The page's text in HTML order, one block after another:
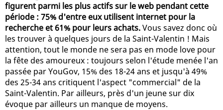
figurent parmi les plus actifs sur le web pendant cette
période : 75% d'entre eux utilisent internet pour la
recherche et 61% pour leurs achats.Vous savez donc où
les trouver à quelques jours de la Saint-Valentin ! Mais
attention, tout le monde ne sera pas en mode love pour
la fête des amoureux : toujours selon l'étude menée l'an
passée par YouGov, 15% des 18-24 ans et jusqu'à 49%
des 25-34 ans critiquent l'aspect "commercial" de la
Saint-Valentin. Par ailleurs, près d'un jeune sur dix
évoque par ailleurs un manque de moyens.